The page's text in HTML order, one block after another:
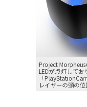
Project
LEDが点灯してお
「
レイヤーの頭の